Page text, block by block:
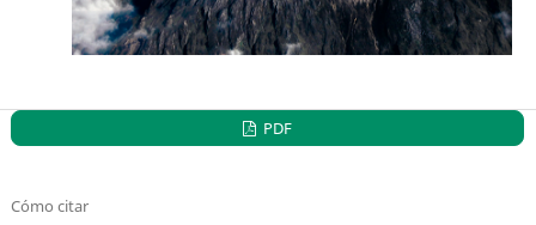
PDF
Cómo citar